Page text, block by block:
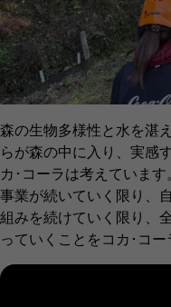
森の生物多様性と水を湛
らが森の中に入り、実感
カ･コーラは考えています
事業が続いていく限り、
組みを続けていく限り、
っていくことをコカ･コー